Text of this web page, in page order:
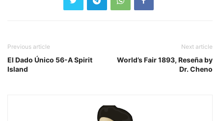
Previous article
El Dado Único 56-A Spirit
Island
Next article
World’s Fair 1893, Reseña by
Dr. Cheno